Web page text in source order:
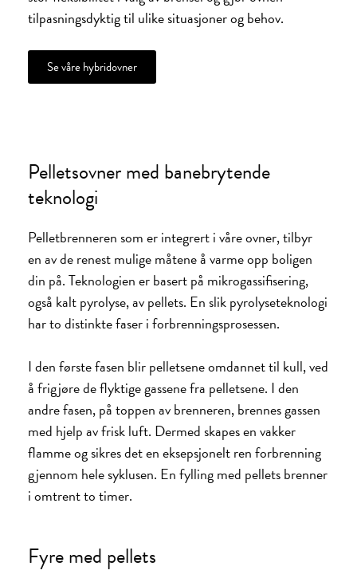
tilpasningsdyktig til ulike situasjoner og behov.
Se våre hybridovner
Pelletsovner med banebrytende
teknologi
Pelletbrenneren som er integrert i våre ovner, tilbyr
en av de renest mulige måtene å varme opp boligen
din på. Teknologien er basert på mikrogassifisering,
også kalt pyrolyse, av pellets. En slik pyrolyseteknologi
har to distinkte faser i forbrenningsprosessen.
I den første fasen blir pelletsene omdannet til kull, ved
å frigjøre de flyktige gassene fra pelletsene. I den
andre fasen, på toppen av brenneren, brennes gassen
med hjelp av frisk luft. Dermed skapes en vakker
flamme og sikres det en eksepsjonelt ren forbrenning
gjennom hele syklusen. En fylling med pellets brenner
i omtrent to timer.
Fyre med pellets